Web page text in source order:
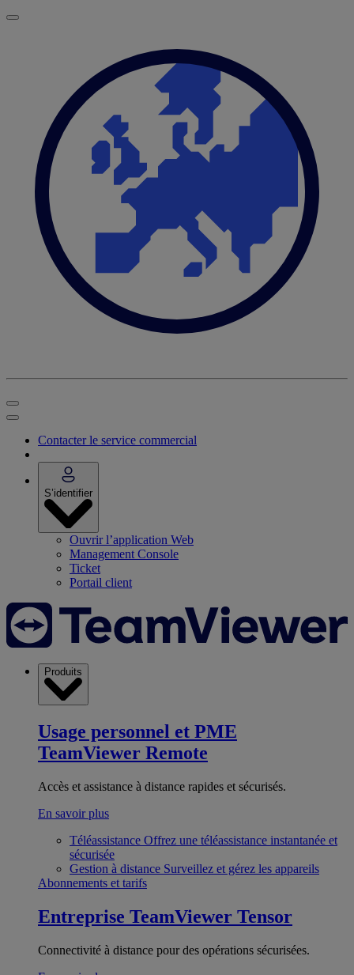
Contacter le service commercial
S’identifier
Ouvrir l’application Web
Management Console
Ticket
Portail client
Produits
Usage personnel et PME
TeamViewer Remote
Accès et assistance à distance rapides et sécurisés.
En savoir plus
Téléassistance Offrez une téléassistance instantanée et
sécurisée
Gestion à distance Surveillez et gérez les appareils
Abonnements et tarifs
Entreprise TeamViewer Tensor
Connectivité à distance pour des opérations sécurisées.